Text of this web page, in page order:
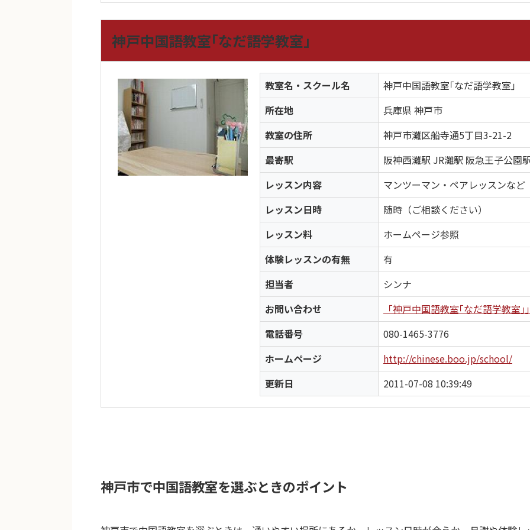
神戸中国語教室｢なだ語学教室｣
教室名・スクール名
神戸中国語教室｢なだ語学教室｣
所在地
兵庫県 神戸市
教室の住所
神戸市灘区船寺通5丁目3-21-2
最寄駅
阪神西灘駅 JR灘駅 阪急王子公園
レッスン内容
マンツーマン・ペアレッスンなど
レッスン日時
随時（ご相談ください）
レッスン料
ホームページ参照
体験レッスンの有無
有
担当者
シンナ
お問い合わせ
「神戸中国語教室｢なだ語学教室
電話番号
080-1465-3776
ホームページ
http://chinese.boo.jp/school/
更新日
2011-07-08 10:39:49
神戸市で中国語教室を選ぶときのポイント